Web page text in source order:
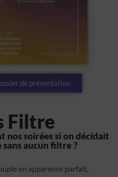
de présentation
Filtre
nos soirées si on décidait
aucun filtre ?
en apparence parfait,